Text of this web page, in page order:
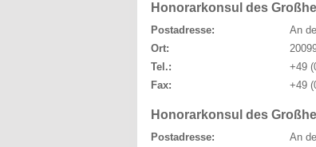
Honorarkonsul des
Postadresse:
An
Ort:
Tel.:
+49
Fax:
+49
Honorarkonsul des
Postadresse:
An